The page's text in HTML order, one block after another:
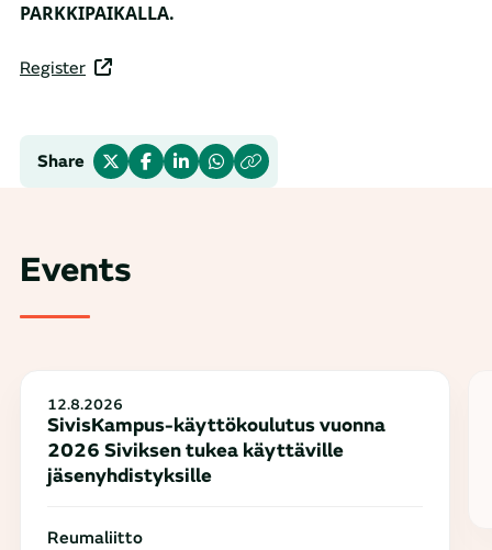
PARKKIPAIKALLA.
Register
Share
Events
12.8.2026
SivisKampus-käyttökoulutus vuonna
2026 Siviksen tukea käyttäville
jäsenyhdistyksille
Reumaliitto